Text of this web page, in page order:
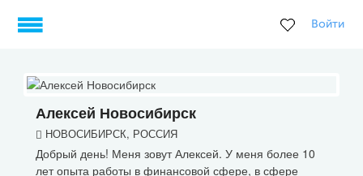
Войти
Алексей Новосибирск
НОВОСИБИРСК, РОССИЯ
Добрый день! Меня зовут Алексей. У меня более 10
лет опыта работы в финансовой сфере, в сфере